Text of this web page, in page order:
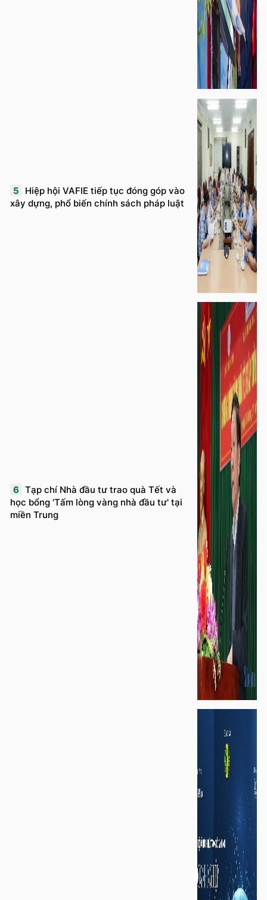
5
Hiệp hội VAFIE tiếp tục đóng góp vào
xây dựng, phổ biến chính sách pháp luật
6 Tạp chí Nhà đầu tư trao quà Tết và
học bổng 'Tấm lòng vàng nhà đầu tư' tại
miền Trung